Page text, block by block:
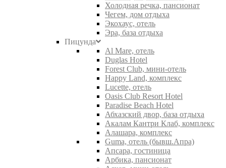
Холодная речка, пансионат
Чегем, дом отдыха
Экохаус, отель
Эра, база отдыха
Пицунда
Al Mare, отель
Duglas Hotel
Forest Club, мини-отель
Happy Land, комплекс
Lucette, отель
Oasis Club Resort Hotel
Paradise Beach Hotel
Абхазский двор, база отдыха
Акалам Кантри Клаб, комплекс
Алашара, комплекс
Guma, отель (бывш.Апра)
Апсара, гостиница
Арбика, пансионат